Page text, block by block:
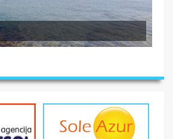
opremljenost, klima, wi-fi) ili
- Usluge predstavnika agencije
ili inopartnera tokom boravka; -